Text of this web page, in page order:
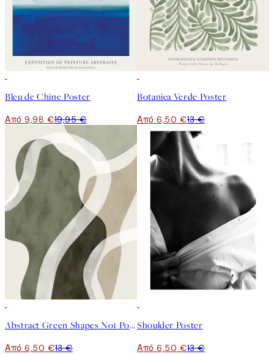
Bleu de Chine Poster
Από 9,98 €19,95 €
Botanica Verde Poster
Από 6,50 €13 €
Abstract Green Shapes No1 Poster
Από 6,50 €13 €
Shoulder Poster
Από 6,50 €13 €